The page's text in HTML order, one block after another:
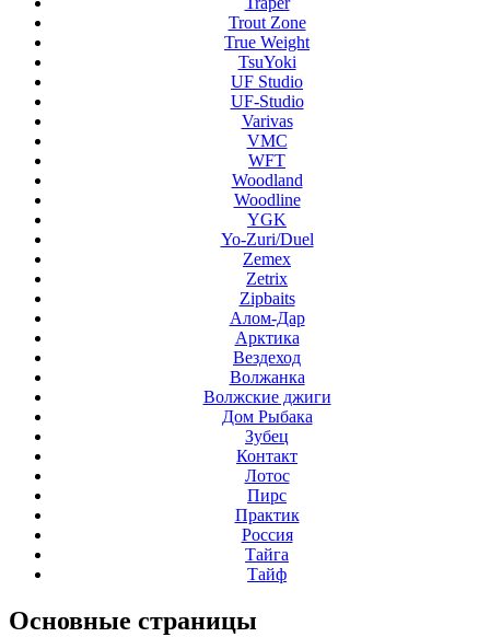
Trout Zone
True Weight
TsuYoki
UF Studio
UF-Studio
Varivas
VMC
WFT
Woodland
Woodline
YGK
Yo-Zuri/Duel
Zemex
Zetrix
Zipbaits
Алом-Дар
Арктика
Вездеход
Волжанка
Волжские джиги
Дом Рыбака
Зубец
Контакт
Лотос
Пирс
Практик
Россия
Тайга
Тайф
Основные страницы